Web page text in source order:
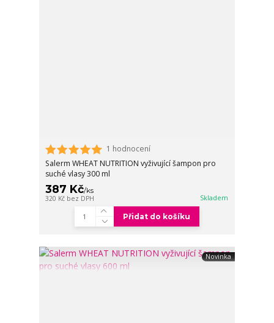
1 hodnocení
Salerm WHEAT NUTRITION vyživující šampon pro
suché vlasy 300 ml
387 Kč/ks
320 Kč bez DPH Skladem
Přidat do košíku
Novinka